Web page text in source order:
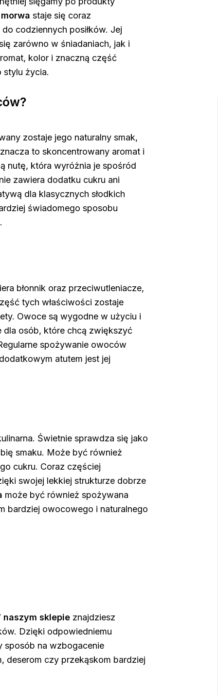
staje się coraz
codziennych posiłków. Jej
zarówno w śniadaniach, jak i
kolor i znaczną część
stylu życia.
zostaje jego naturalny smak,
to skoncentrowany aromat i
nutę, która wyróżnia je spośród
zawiera dodatku cukru ani
dla klasycznych słodkich
świadomego sposobu
błonnik oraz przeciwutleniacze,
tych właściwości zostaje
Owoce są wygodne w użyciu i
dla osób, które chcą zwiększyć
spożywanie owoców
atutem jest jej
Świetnie sprawdza się jako
smaku. Może być również
cukru. Coraz częściej
swojej lekkiej strukturze dobrze
może być również spożywana
bardziej owocowego i naturalnego
naszym sklepie znajdziesz
Dzięki odpowiedniemu
sposób na wzbogacenie
deserom czy przekąskom bardziej